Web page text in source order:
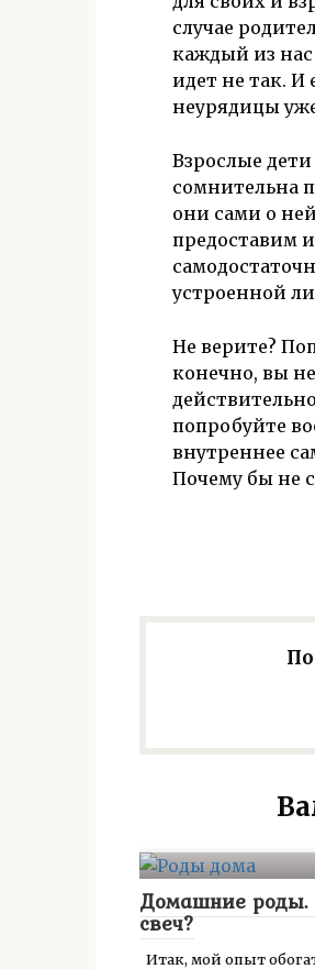
случае
каждый из нас
идет не так. И
неурядицы
Взрослые
сомнительна
они сами о
предоставим
устроенной
Не верите?
конечно, вы
попробуйте
внутреннее
Почему бы не
Домашние роды.
свеч?
Итак, мой опыт